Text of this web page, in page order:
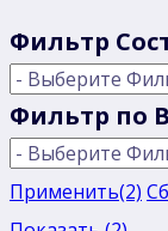
Фильтр
Фильтр по
Применить(2)